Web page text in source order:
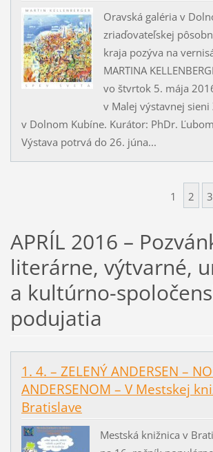
Oravská galéria v
zriaďovateľskej
kraja pozýva na
MARTINA
vo štvrtok 5. mája
v Malej výstavnej
v Dolnom Kubíne. Kurátor: PhDr.
Výstava potrvá do 26. júna...
1 2 3
APRÍL 2016 –
literárne, výtvarné,
a kultúrno-
podujatia
1. 4. – ZELENÝ ANDERSEN –
ANDERSENOM – V Mestskej
Bratislave
Mestská knižnica v